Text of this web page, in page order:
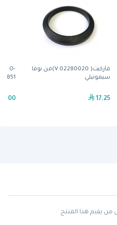
قازكيت( 02280020.V)من نوفا
سيمونيلي
17.25
O-
9.00
من يقيم هذا المنتج